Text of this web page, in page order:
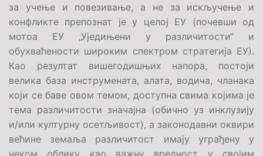
за учење и повезивање, а не за искључење и
конфликте препознат је у целој ЕУ (почевши од
мотоа ЕУ „Уједињени у различитости“ и
обухваћености широким спектром стратегија ЕУ).
Као резултат вишегодишњих напора, постоји
велика база инструмената, алата, водича, чланака
који се баве овом темом, доступна свима којима је
тема различитости значајна (обично уз инклузију
и/или културну осетљивост), а законодавни оквири
већине земаља различитост имају уграђену у
неком облику као важну вредност у својим